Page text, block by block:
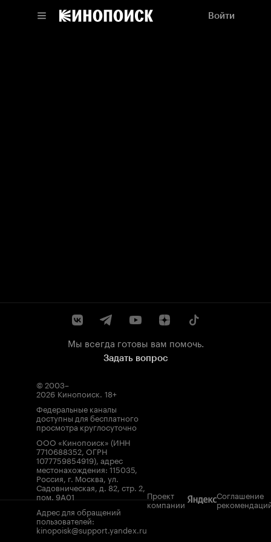
Войти
Мы всегда готовы вам помочь.
Задать вопрос
© 2003–
2026 Кинопоиск. 18+
Федеральные каналы
доступны для бесплатного
просмотра круглосуточно
ООО «Кинопоиск» (ИНН
7710688352, ОГРН
1077759854919), адрес
местонахождения: 115035,
Россия, г. Москва, ул.
Садовническая, д. 82, стр. 2,
пом. 9А01
Адрес для обращений
пользователей:
kinopoisk@support.yandex.ru
Проект
компании
Соглашение